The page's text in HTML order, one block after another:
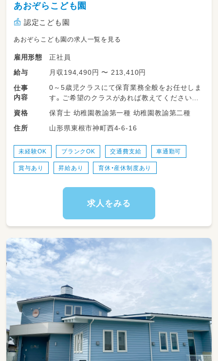
あおぞらこども園
認定こども園
あおぞらこども園の求人一覧を見る
雇用形態
正社員
給与
月収194,490円 〜 213,410円
仕事
内容
0～5歳児クラスにて保育業務全般をお任せしま
す。ご希望のクラスがあれば教えてください。
＊～～～～～～～～～～～～～～～～～～＊
※あなたの経験やご希望を考慮して担当クラス
・最初は複数担任制で
他の職員と一緒に勤務なので安心です
・オムツ交換やトイレトレーニングや食事介助
連絡帳等の簡単な書き物もお願いします。
・当園では「おぼこ先生」を通して食の関心を広
（園児自身がおぼこ（子ども）先生となって
自の取り組みを行っています。）
資格
保育士 幼稚園教諭第一種 幼稚園教諭第二種
住所
山形県東根市神町西4-6-16
未経験OK ブランクOK 交通費支給 車通勤可
賞与あり 昇給あり 育休・産休制度あり
求人をみる